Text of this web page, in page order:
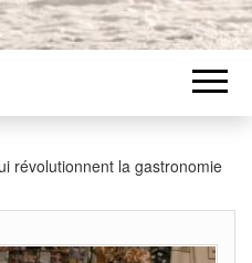
révolutionnent la gastronomie